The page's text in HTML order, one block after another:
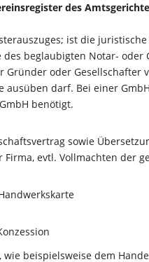
des
ist die
beglaubigten Notar- oder
oder Gesellschafter
darf. Bei einer
benötigt.
sowie
evtl. Vollmachten der
beispielsweise dem